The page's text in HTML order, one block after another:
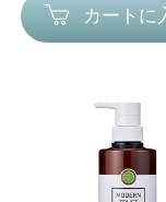
カートに